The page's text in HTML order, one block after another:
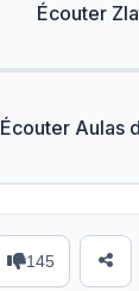
Écouter
Écouter Aulas
145